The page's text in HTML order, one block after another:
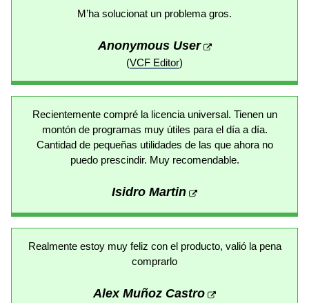
M’ha solucionat un problema gros.
Anonymous User
(VCF Editor)
Recientemente compré la licencia universal. Tienen un
montón de programas muy útiles para el día a día.
Cantidad de pequeñas utilidades de las que ahora no
puedo prescindir. Muy recomendable.
Isidro Martin
Realmente estoy muy feliz con el producto, valió la pena
comprarlo
Alex Muñoz Castro